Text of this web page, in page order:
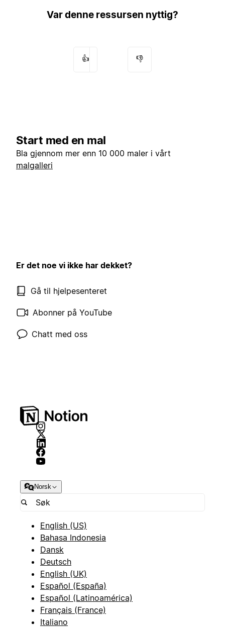
Var denne ressursen nyttig?
👍 👎
Start med en mal
Bla gjennom mer enn 10 000 maler i vårt
malgalleri
Er det noe vi ikke har dekket?
Gå til hjelpesenteret
Abonner på YouTube
Chatt med oss
Norsk
English (US)
Bahasa Indonesia
Dansk
Deutsch
English (UK)
Español (España)
Español (Latinoamérica)
Français (France)
Italiano